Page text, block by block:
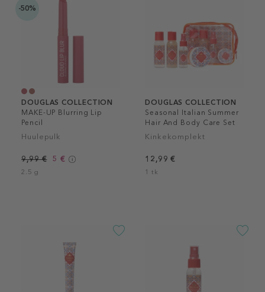
-50%
DOUGLAS COLLECTION
MAKE-UP Blurring Lip
Pencil
Huulepulk
9,99 € 5 €
2.5 g
DOUGLAS COLLECTION
Seasonal Italian Summer
Hair And Body Care Set
Kinkekomplekt
12,99 €
1 tk